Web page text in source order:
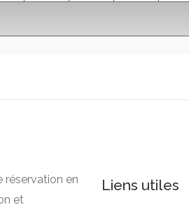
réservation en
et
Liens utiles